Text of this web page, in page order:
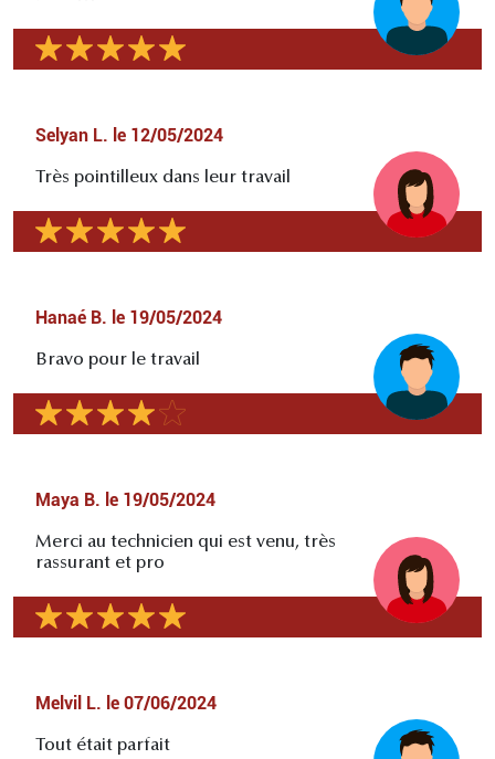
Selyan L. le 12/05/2024
Très pointilleux dans leur travail
Hanaé B. le 19/05/2024
Bravo pour le travail
Maya B. le 19/05/2024
Merci au technicien qui est venu, très
rassurant et pro
Melvil L. le 07/06/2024
Tout était parfait